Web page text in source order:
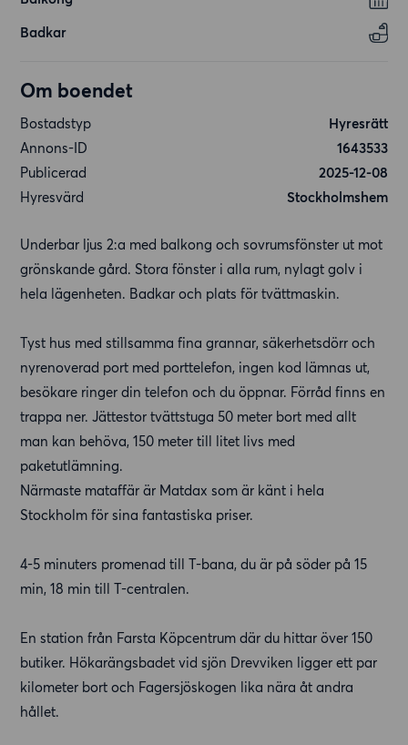
Badkar
Om boendet
Bostadstyp
Hyresrätt
Annons-ID
1643533
Publicerad
2025-12-08
Hyresvärd
Stockholmshem
Underbar ljus 2:a med balkong och sovrumsfönster ut mot
grönskande gård. Stora fönster i alla rum, nylagt golv i
hela lägenheten. Badkar och plats för tvättmaskin.
Tyst hus med stillsamma fina grannar, säkerhetsdörr och
nyrenoverad port med porttelefon, ingen kod lämnas ut,
besökare ringer din telefon och du öppnar. Förråd finns en
trappa ner. Jättestor tvättstuga 50 meter bort med allt
man kan behöva, 150 meter till litet livs med
paketutlämning.
Närmaste mataffär är Matdax som är känt i hela
Stockholm för sina fantastiska priser.
4-5 minuters promenad till T-bana, du är på söder på 15
min, 18 min till T-centralen.
En station från Farsta Köpcentrum där du hittar över 150
butiker. Hökarängsbadet vid sjön Drevviken ligger ett par
kilometer bort och Fagersjöskogen lika nära åt andra
hållet.